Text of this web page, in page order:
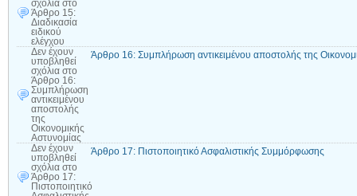
σχόλια στο
Άρθρο 15:
Διαδικασία
ειδικού
ελέγχου
Δεν έχουν
υποβληθεί
σχόλια στο
Άρθρο 16:
Συμπλήρωση
αντικειμένου
αποστολής
της
Οικονομικής
Αστυνομίας
Άρθρο 16: Συμπλήρωση αντικειμένου αποστολής της
Δεν έχουν
υποβληθεί
σχόλια στο
Άρθρο 17:
Πιστοποιητικό
Άρθρο 17: Πιστοποιητικό Ασφαλιστικής Συμμόρφωσης